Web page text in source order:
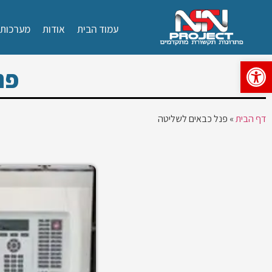
פתח סרגל נגישות
עמוד הבית אודות מערכות
דף הבית» פנל כבאים לשליטה